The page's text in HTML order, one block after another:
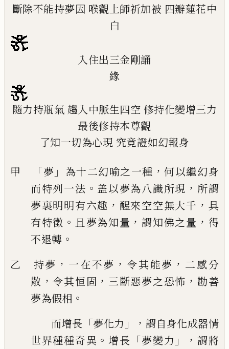
斷除不能持夢因 喉觀上師祈加被 四瓣蓮花中
白
入住出三金剛誦
緣
隨力持瓶氣 趨入中脈生四空 修持化變增三力
最後修持本尊觀
了知一切為心現 究竟證如幻報身
甲 「夢 」 為十二幻喻之一種 ，何以繼幻身
而特列一法 。 盖以夢為八識所現 ， 所謂
夢裏明明有六趣 ， 醒來空空無大千 ， 具
有特徵 。 且夢為知量 ，謂知佛之量 ， 得
不退轉 。
乙 持夢 ， 一在不夢 ， 令其能夢 ， 二感分
散 ，令其恒固 ， 三斷惡夢之恐怖 ， 勘善
夢為假相 。
而增長 「夢化力 」， 謂自身化成器情
世界種種奇異 。增長 「夢變力 」， 謂將